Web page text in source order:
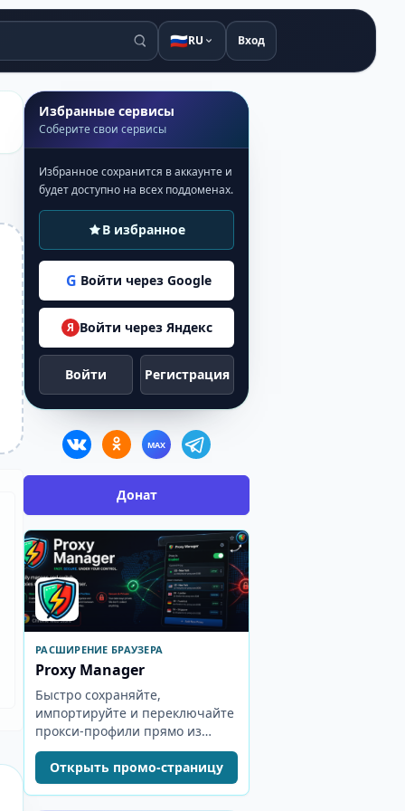
🇷🇺RU Вход
Избранные сервисы
Соберите свои сервисы
Избранное сохранится в аккаунте и
будет доступно на всех поддоменах.
В избранное
G Войти через Google
Я Войти через Яндекс
Войти Регистрация
MAX
Донат
РАСШИРЕНИЕ БРАУЗЕРА
Proxy Manager
Быстро сохраняйте,
импортируйте и переключайте
прокси-профили прямо из
панели браузера.
Открыть промо-страницу